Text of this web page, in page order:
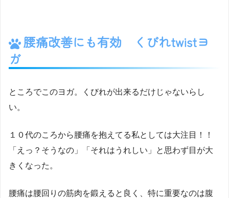
腰痛改善にも有効
くびれtwistヨ
ガ
ところでこのヨガ。くびれが出来るだけじゃないらし
い。
１０代のころから腰痛を抱えてる私としては大注目！！
「えっ？そうなの」「それはうれしい」と思わず目が大
きくなった。
腰痛は腰回りの筋肉を鍛えると良く、特に重要なのは腹